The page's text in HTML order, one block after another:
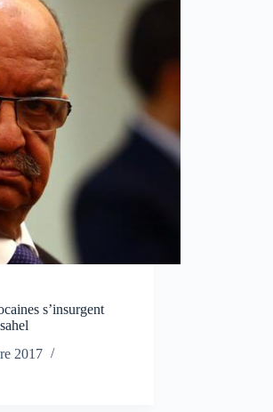
s’insurgent
2017